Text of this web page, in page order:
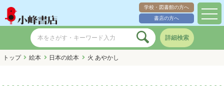
学校・図書館の方へ
書店の方へ
詳細検索
トップ 絵本 日本の絵本 火 あやかし